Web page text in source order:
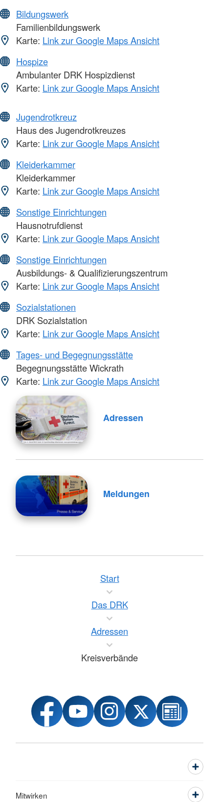
Bildungswerk
Familienbildungswerk
Karte: Link zur Google Maps Ansicht
Hospize
Ambulanter DRK Hospizdienst
Karte: Link zur Google Maps Ansicht
Jugendrotkreuz
Haus des Jugendrotkreuzes
Karte: Link zur Google Maps Ansicht
Kleiderkammer
Kleiderkammer
Karte: Link zur Google Maps Ansicht
Sonstige Einrichtungen
Hausnotrufdienst
Karte: Link zur Google Maps Ansicht
Sonstige Einrichtungen
Ausbildungs- & Qualifizierungszentrum
Karte: Link zur Google Maps Ansicht
Sozialstationen
DRK Sozialstation
Karte: Link zur Google Maps Ansicht
Tages- und Begegnungsstätte
Begegnungsstätte Wickrath
Karte: Link zur Google Maps Ansicht
Adressen
Meldungen
Start
Das DRK
Adressen
Kreisverbände
Mitwirken